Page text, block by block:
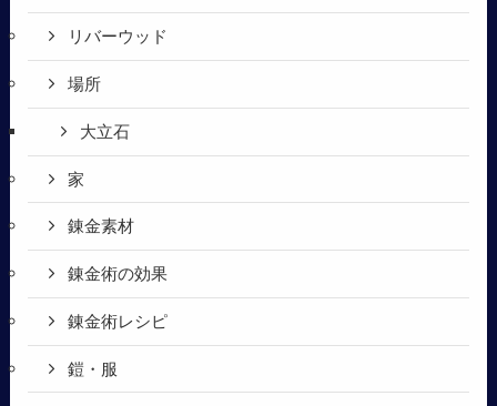
リバーウッド
場所
大立石
家
錬金素材
錬金術の効果
錬金術レシピ
鎧・服